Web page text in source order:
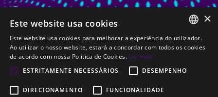
LinkedIn
Certificações
PORTUGUESE
×
Este website usa cookies
Este website usa cookies para melhorar a experiência do utilizador.
Ao utilizar o nosso website, estará a concordar com todos os cookies
de acordo com nossa Política de Cookies. Ler mais
ESTRITAMENTE NECESSÁRIOS
DESEMPENHO
DIRECIONAMENTO FUNCIONALIDADE